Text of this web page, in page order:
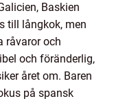
Baskien
till långkok, men
råvaror och
och föränderlig,
året om. Baren
på spansk